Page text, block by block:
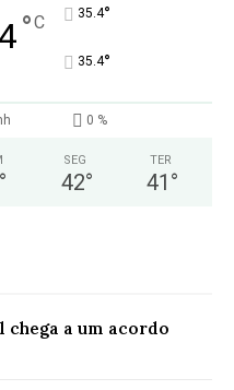
°C 35.4°
35.4°
0 %
°
SEG
42°
TER
41 °
chega a um acordo